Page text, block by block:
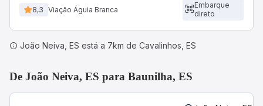
8,3 Viação Águia Branca
Embarque
direto
João Neiva, ES está a 7km de Cavalinhos, ES
De João Neiva, ES para Baunilha, ES